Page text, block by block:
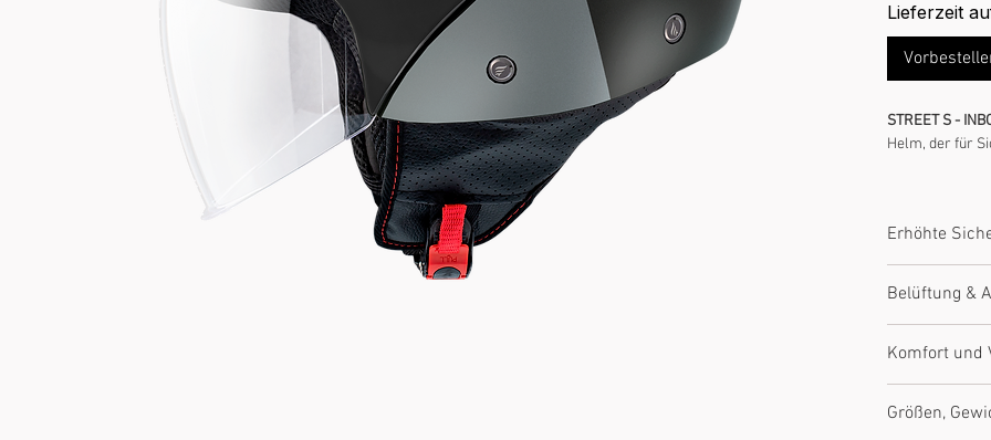
Lieferzeit
STREET S -
Helm, der für
Visier:
Belüftung:
Intercom-
Erhöhte
Belüftung &
Komfort und
Innenraum.
Größen,